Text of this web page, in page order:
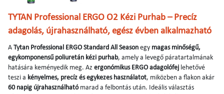
TYTAN Professional ERGO O2 Kézi Purhab – Precíz
adagolás, újrahasználható, egész évben alkalmazható
A Tytan Professional ERGO Standard All Season egy magas minőségű,
egykomponensű poliuretán kézi purhab, amely a levegő páratartalmának
hatására keményedik meg. Az ergonómikus ERGO adagolófej lehetővé
teszi a kényelmes, precíz és egykezes használatot, miközben a flakon akár
60 napig újrahasználhatómarad a felbontás után. Ideális választás